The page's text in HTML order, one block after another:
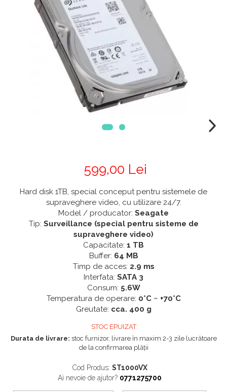
599,00 Lei
Hard disk 1TB, special conceput pentru sistemele de
supraveghere video, cu utilizare 24/7.
Model / producator: Seagate
Tip: Surveillance (special pentru sisteme de
supraveghere video)
Capacitate: 1 TB
Buffer: 64 MB
Timp de acces: 2.9 ms
Interfata: SATA 3
Consum: 5.6W
Temperatura de operare: 0°C ~ +70°C
Greutate: cca. 400 g
STOC EPUIZAT
Durata de livrare: stoc furnizor, livrare în maxim 2-3 zile lucrătoare
de la confirmarea plății
Cod Produs: ST1000VX
Ai nevoie de ajutor? 0771275700